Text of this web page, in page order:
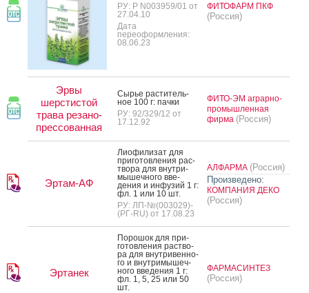
РУ: Р N003959/01 от
27.04.10
Дата
переоформления:
08.06.23
ФИТОФАРМ ПКФ
(Россия)
Эрвы
шерстистой
трава резано-
прессованная
Сырье рас­ти­тель­
ное 100 г: пач­ки
РУ: 92/329/12 от
17.12.92
ФИТО-ЭМ аграрно-
промышленная
фирма (Россия)
Эртам-АФ
Ли­офи­лизат для
при­готов­ле­ния рас­
тво­ра для внут­ри­
мышеч­но­го вве­
дения и ин­фу­зий 1 г:
фл. 1 или 10 шт.
РУ: ЛП-№(003029)-
(РГ-RU) от 17.08.23
АЛФАРМА (Россия)
Произведено:
КОМПАНИЯ ДЕКО
(Россия)
Эртанек
По­рошок для при­
готов­ле­ния рас­тво­
ра для внут­ри­вен­но­
го и внут­ри­мышеч­
но­го вве­дения 1 г:
фл. 1, 5, 25 или 50
шт.
ФАРМАСИНТЕЗ
(Россия)